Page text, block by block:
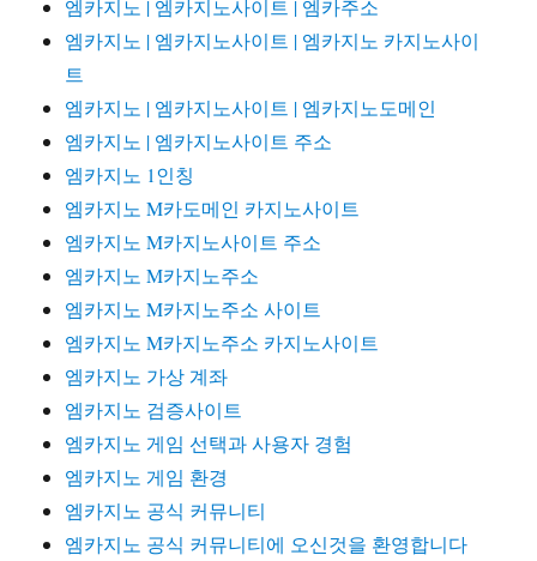
엠카지노 | 엠카지노사이트 | 엠카주소
엠카지노 | 엠카지노사이트 | 엠카지노 카지노사이
트
엠카지노 | 엠카지노사이트 | 엠카지노도메인
엠카지노 | 엠카지노사이트 주소
엠카지노 1인칭
엠카지노 M카도메인 카지노사이트
엠카지노 M카지노사이트 주소
엠카지노 M카지노주소
엠카지노 M카지노주소 사이트
엠카지노 M카지노주소 카지노사이트
엠카지노 가상 계좌
엠카지노 검증사이트
엠카지노 게임 선택과 사용자 경험
엠카지노 게임 환경
엠카지노 공식 커뮤니티
엠카지노 공식 커뮤니티에 오신것을 환영합니다